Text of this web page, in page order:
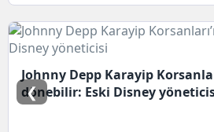
Johnny Depp Karayip
dönebilir: Eski Disney
❮